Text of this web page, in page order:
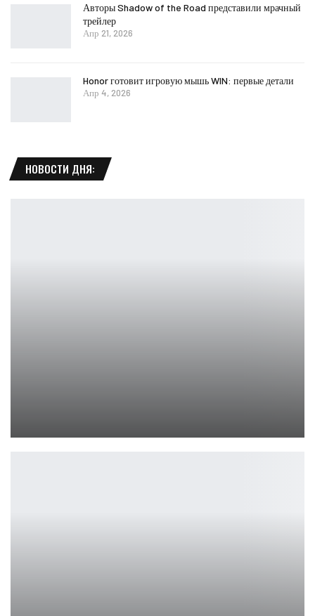
Авторы Shadow of the Road представили мрачный
трейлер
Апр 21, 2026
Honor готовит игровую мышь WIN: первые детали
Апр 4, 2026
НОВОСТИ ДНЯ: